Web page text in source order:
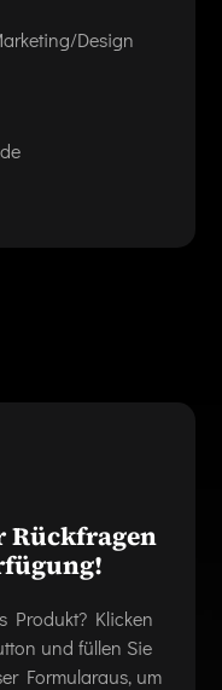
Design
Rückfragen
Produkt? Klicken
und füllen Sie
Formularaus, um